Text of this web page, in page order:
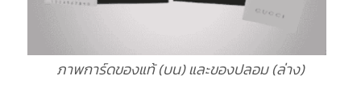
ภาพการ์ดของแท้ (บน) และของปลอม (ล่าง)